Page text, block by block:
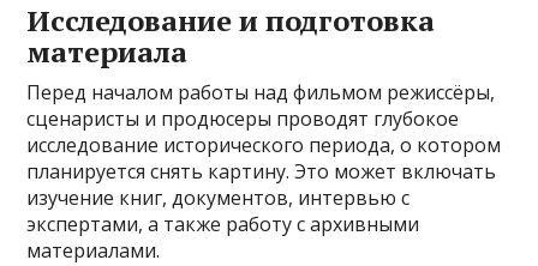
Исследование и подготовка
материала
Перед началом работы над фильмом режиссёры,
сценаристы и продюсеры проводят глубокое
исследование исторического периода, о котором
планируется снять картину. Это может включать
изучение книг, документов, интервью с
экспертами, а также работу с архивными
материалами.